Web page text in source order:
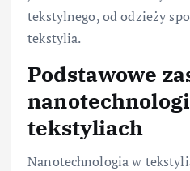
tekstylnego, od odzieży
tekstylia.
Podstawowe
tekstyliach
Nanotechnologia w